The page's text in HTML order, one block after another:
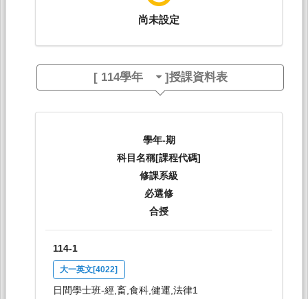
尚未設定
[ 114學年 ]授課資料表
學年-期
科目名稱[課程代碼]
修課系級
必選修
合授
114-1
大一英文[4022]
日間學士班-經,畜,食科,健運,法律1